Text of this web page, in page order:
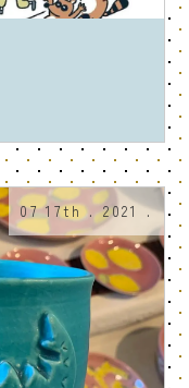
07 17th . 2021 .